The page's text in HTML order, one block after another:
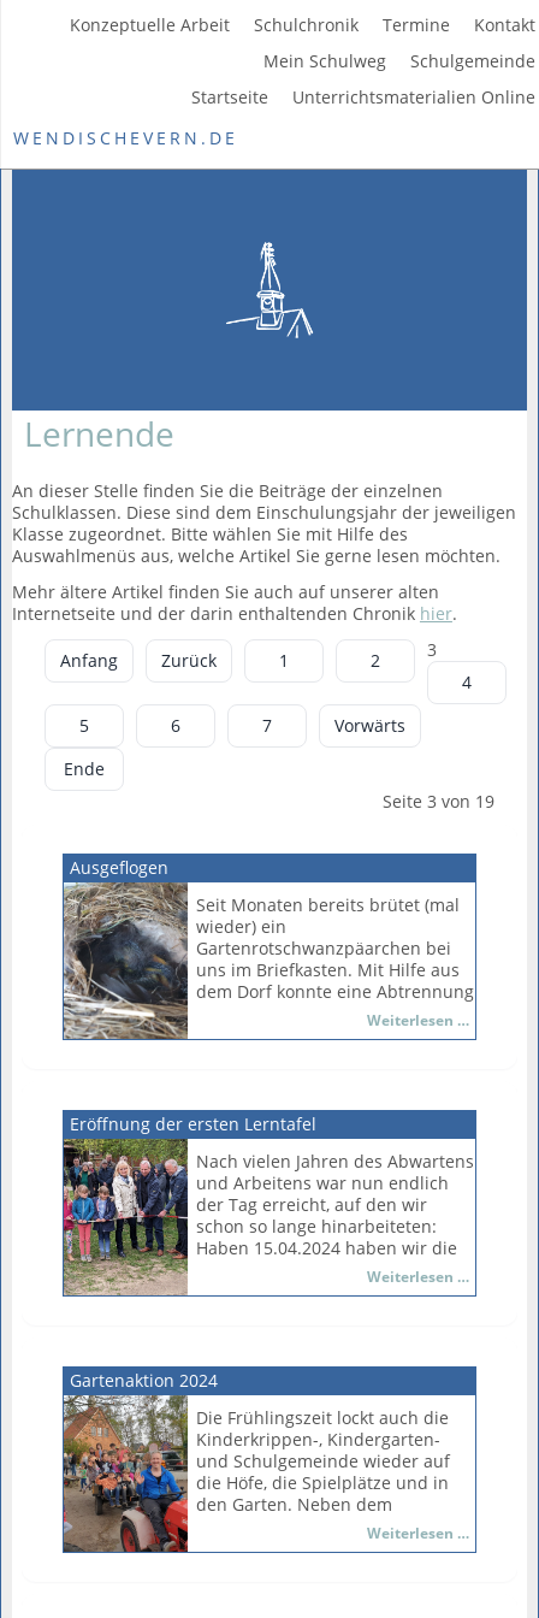
Kontakt
Termine
Schulchronik
Konzeptuelle Arbeit
Schulgemeinde
Mein Schulweg
Unterrichtsmaterialien Online
Startseite
WENDISCHEVERN.DE
Lernende
An dieser Stelle finden Sie die Beiträge der einzelnen
Schulklassen. Diese sind dem Einschulungsjahr der jeweiligen
Klasse zugeordnet. Bitte wählen Sie mit Hilfe des
Auswahlmenüs aus, welche Artikel Sie gerne lesen möchten.
Mehr ältere Artikel finden Sie auch auf unserer alten
Internetseite und der darin enthaltenden Chronik hier.
Anfang Zurück 1 2
3
4
5
6 7
Vorwärts
Ende
Seite 3 von 19
Ausgeflogen
Seit Monaten bereits brütet (mal
wieder) ein
Gartenrotschwanzpäarchen bei
uns im Briefkasten. Mit Hilfe aus
dem Dorf konnte eine Abtrennung
des Briefkastens umgesetzt
werden, sodass die Vögel ihre
Jungen weiterhelfen, denn diese
schweben immer in
Lebensgefahr, wenn der
Briefkasten weiter genutzt
werden würde. Nun sind die
Jungen endlich ausgeflogen...
Weiterlesen …
Eröffnung der ersten Lerntafel
Nach vielen Jahren des Abwartens
und Arbeitens war nun endlich
der Tag erreicht, auf den wir
schon so lange hinarbeiteten:
Haben 15.04.2024 haben wir die
erste dauerhaft installierte
Lernstation hier im Dorf Wendisch
Gang gesetzt wurden. Damals
haben wir uns zunächst von der
Grundschule auf den Weg
gemacht, den Schulstandort
zukunftsfähig zu machen. Eines
der ersten Ergebnisse unserer
Arbeit war: Ohne die Krippe und
den Kindergarten geht es nicht.
Es entstand das Bildungs-
Weiterlesen …
der
Gartenaktion 2024
Die Frühlingszeit lockt auch die
Kinderkrippen-, Kindergarten-
und Schulgemeinde wieder auf
die Höfe, die Spielplätze und in
den Garten. Neben dem
Frühjahrsputz mit Rechen und
Schukarre stand auch wieder der
Weiterlesen …
2024